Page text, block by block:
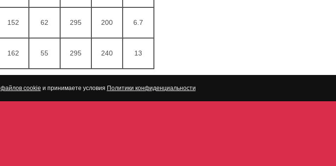
152 62 295 200 6.7
162 55 295 240 13
файлов cookie и принимаете условия Политики конфиденциальности